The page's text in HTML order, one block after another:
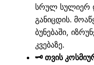
სრულ სულიერ
განიცდის.
ბუნებაში,
კვებაზე.
🗝️ თვის